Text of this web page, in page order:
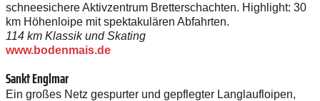
schneesichere Aktivzentrum Bretterschachten. Highlight: 30
km Höhenloipe mit spektakulären Abfahrten.
114 km Klassik und Skating
www.bodenmais.de
Sankt Englmar
Ein großes Netz gespurter und gepflegter Langlaufloipen,